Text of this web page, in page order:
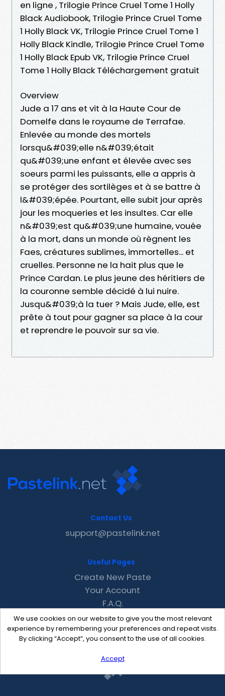
en ligne , Trilogie Prince Cruel Tome 1 Holly
Black Audiobook, Trilogie Prince Cruel Tome
1 Holly Black VK, Trilogie Prince Cruel Tome 1
Holly Black Kindle, Trilogie Prince Cruel Tome
1 Holly Black Epub VK, Trilogie Prince Cruel
Tome 1 Holly Black Téléchargement gratuit
Overview
Jude a 17 ans et vit à la Haute Cour de
Domelfe dans le royaume de Terrafae.
Enlevée au monde des mortels
lorsqu&#039;elle n&#039;était
qu&#039;une enfant et élevée avec ses
soeurs parmi les puissants, elle a appris à
se protéger des sortilèges et à se battre à
l&#039;épée. Pourtant, elle subit jour après
jour les moqueries et les insultes. Car elle
n&#039;est qu&#039;une humaine, vouée
à la mort, dans un monde où règnent les
Faes, créatures sublimes, immortelles... et
cruelles. Personne ne la hait plus que le
Prince Cardan. Le plus jeune des héritiers de
la couronne semble décidé à lui nuire.
Jusqu&#039;à la tuer ? Mais Jude, elle, est
prête à tout pour gagner sa place à la cour
et reprendre le pouvoir sur sa vie.
We use cookies on our website to give you the most relevant
experience by remembering your preferences and repeat visits.
By clicking “Accept”, you consent to the use of all cookies.
Accept
Contact Us
support@pastelink.net
Useful Pages
Create New Paste
Your Account
F.A.Q.
Recent
Contact